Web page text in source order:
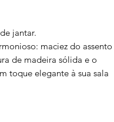
jantar.
maciez do assento
de madeira sólida e o
toque elegante à sua sala